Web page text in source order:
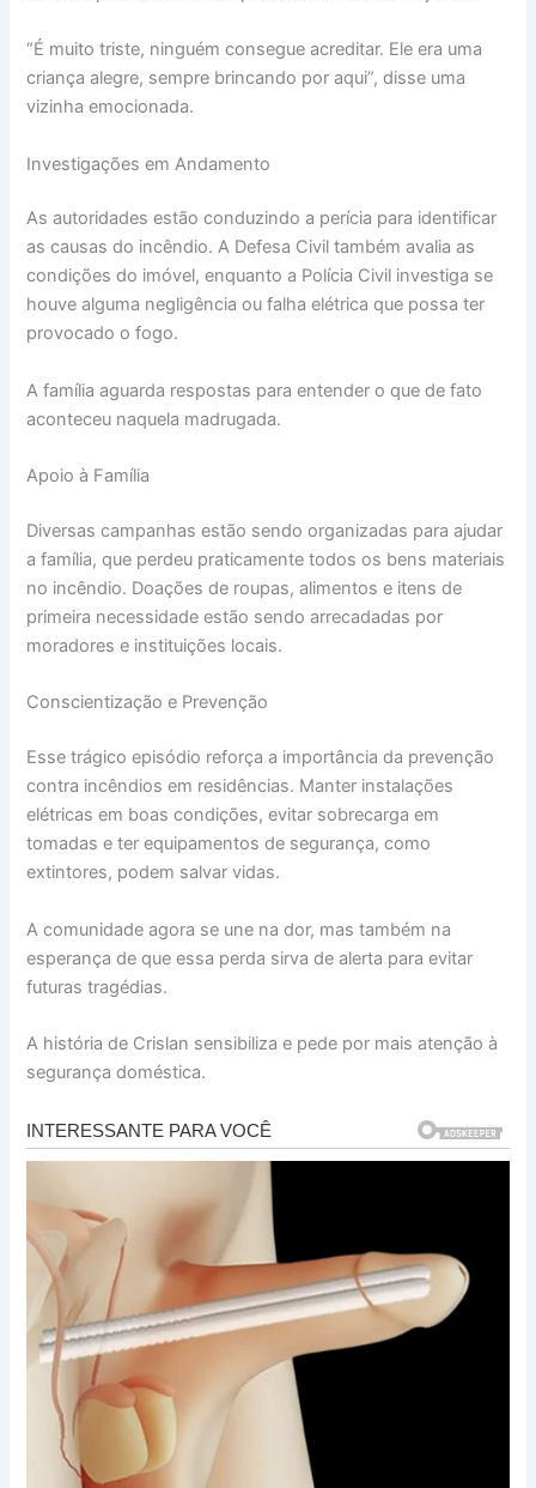
“É muito triste, ninguém consegue acreditar. Ele era uma
criança alegre, sempre brincando por aqui”, disse uma
vizinha emocionada.
Investigações em Andamento
As autoridades estão conduzindo a perícia para identificar
as causas do incêndio. A Defesa Civil também avalia as
condições do imóvel, enquanto a Polícia Civil investiga se
houve alguma negligência ou falha elétrica que possa ter
provocado o fogo.
A família aguarda respostas para entender o que de fato
aconteceu naquela madrugada.
Apoio à Família
Diversas campanhas estão sendo organizadas para ajudar
a família, que perdeu praticamente todos os bens materiais
no incêndio. Doações de roupas, alimentos e itens de
primeira necessidade estão sendo arrecadadas por
moradores e instituições locais.
Conscientização e Prevenção
Esse trágico episódio reforça a importância da prevenção
contra incêndios em residências. Manter instalações
elétricas em boas condições, evitar sobrecarga em
tomadas e ter equipamentos de segurança, como
extintores, podem salvar vidas.
A comunidade agora se une na dor, mas também na
esperança de que essa perda sirva de alerta para evitar
futuras tragédias.
A história de Crislan sensibiliza e pede por mais atenção à
segurança doméstica.